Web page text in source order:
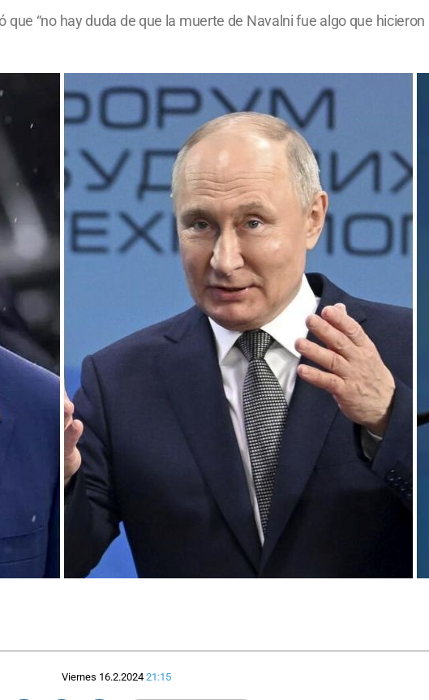
“no hay duda de que la muerte de Navalni fue algo que hicieron
Viernes 16.2.2024 21:15